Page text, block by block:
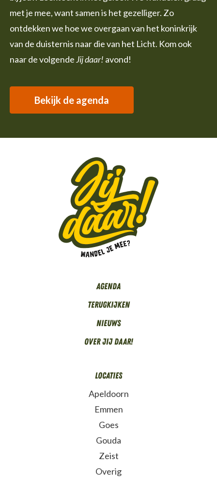
met je mee, want samen is het gezelliger. Zo
ontdekken we hoe we overgaan van het koninkrijk
van de duisternis naar die van het Licht. Kom ook
naar de volgendeJij daar! avond!
Bekijk de agenda
Agenda
Terugkijken
Nieuws
Over Jij daar!
Locaties
Apeldoorn
Emmen
Goes
Gouda
Zeist
Overig